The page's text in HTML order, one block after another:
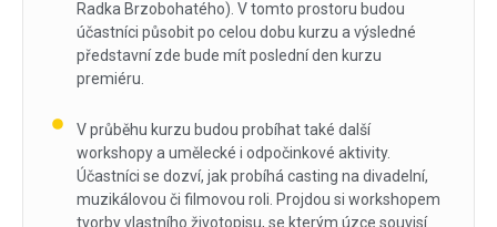
Radka Brzobohatého). V tomto prostoru budou
účastníci působit po celou dobu kurzu a výsledné
představní zde bude mít poslední den kurzu
premiéru.
V průběhu kurzu budou probíhat také další
workshopy a umělecké i odpočinkové aktivity.
Účastníci se dozví, jak probíhá casting na divadelní,
muzikálovou či filmovou roli. Projdou si workshopem
tvorby vlastního životopisu, se kterým úzce souvisí